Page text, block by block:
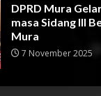
DPRD Mura
masa Sidang III
Mura
7 November 2025